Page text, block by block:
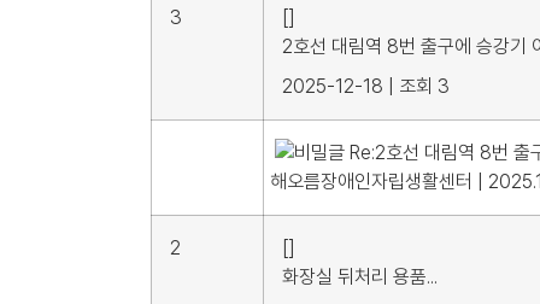
3
[]
2호선 대림역 8번 출구에 승강기
2025-12-18
조회 3
Re:2호선 대림역 8번 출
해오름장애인자립생활센터
2
[]
화장실 뒤처리 용품...